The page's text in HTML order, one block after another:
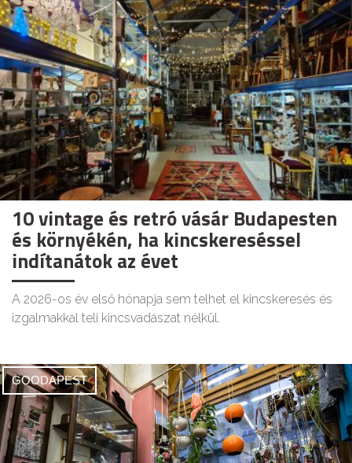
10 vintage és retró vásár Budapesten
és környékén, ha kincskereséssel
indítanátok az évet
A 2026-os év első hónapja sem telhet el kincskeresés és
izgalmakkal teli kincsvadászat nélkül.
GOODAPEST